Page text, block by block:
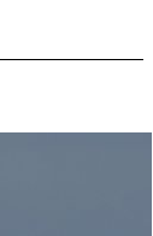
12 lat